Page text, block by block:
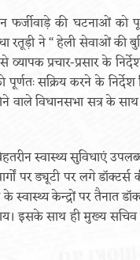
की घटनाओं को
रतूड़ी ने ‘‘ हेली सेवाओं
व्यापक प्रचार-प्रसार के
सक्रिय करने के निर्देश
वाले विधानसभा सत्र के
स्वास्थ्य सुविधाएं
पर ड्यूटी पर लगे
स्वास्थ्य केन्द्रों पर तैनात
इसके साथ ही मुख्य सचिव